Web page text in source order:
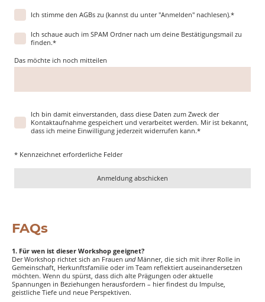
Ich stimme den AGBs zu (kannst du unter "Anmelden" nachlesen).*
Ich schaue auch im SPAM Ordner nach um deine Bestätigungsmail zu
finden.*
Das möchte ich noch mitteilen
Ich bin damit einverstanden, dass diese Daten zum Zweck der
Kontaktaufnahme gespeichert und verarbeitet werden. Mir ist bekannt,
dass ich meine Einwilligung jederzeit widerrufen kann.*
* Kennzeichnet erforderliche Felder
Anmeldung abschicken
FAQs
1. Für wen ist dieser Workshop geeignet?
Der Workshop richtet sich an Frauen undMänner, die sich mit ihrer Rolle in
Gemeinschaft, Herkunftsfamilie oder im Team reflektiert auseinandersetzen
möchten. Wenn du spürst, dass dich alte Prägungen oder aktuelle
Spannungen in Beziehungen herausfordern – hier findest du Impulse,
geistliche Tiefe und neue Perspektiven.